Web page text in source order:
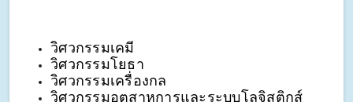
วิศวกรรมเคมี
วิศวกรรมโยธา
วิศวกรรมเครื่องกล
วิศวกรรมอุตสาหการและระบบโลจิสติกส์